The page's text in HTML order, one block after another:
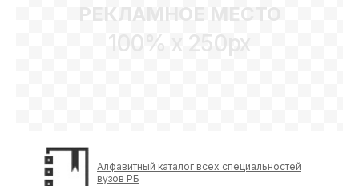
РЕКЛАМНОЕ МЕСТО
100% x 250px
Алфавитный каталог всех специальностей
вузов РБ